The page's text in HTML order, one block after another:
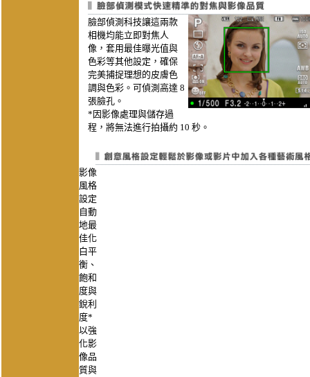
臉部偵測科技讓這兩款
相機均能立即對焦人
像，套用最佳曝光值與
色彩等其他設定，確保
完美捕捉理想的皮膚色
調與色彩。可偵測高達 8
張臉孔。
*因影像處理與儲存過
程，將無法進行拍攝約 10 秒。
影像
風格
設定
自動
地最
佳化
白平
衡、
飽和
度與
銳利
度*
以強
化影
像品
質與